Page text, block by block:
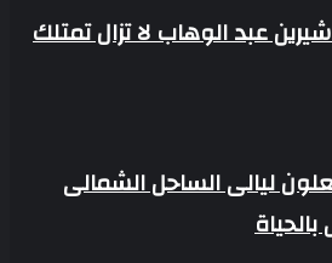
عبد الوهاب لا تزال تمتلك
ليالى الساحل الشمالى